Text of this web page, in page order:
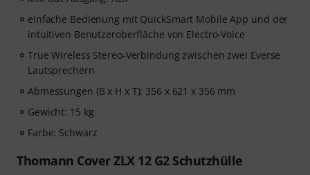
einfache Bedienung mit QuickSmart Mobile App und der
intuitiven Benutzeroberfläche von Electro-Voice
True Wireless Stereo-Verbindung zwischen zwei Everse
Lautsprechern
Abmessungen (B x H x T): 356 x 621 x 356 mm
Gewicht: 15 kg
Farbe: Schwarz
Thomann Cover ZLX 12 G2 Schutzhülle